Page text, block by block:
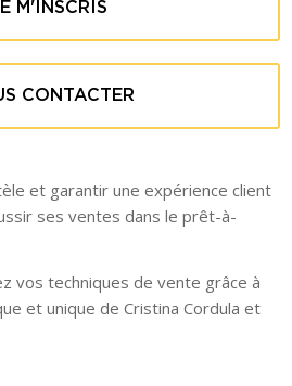
M'INSCRIS
CONTACTER
et garantir une expérience client
ses ventes dans le prêt-à-
vos techniques de vente grâce à
et unique de Cristina Cordula et